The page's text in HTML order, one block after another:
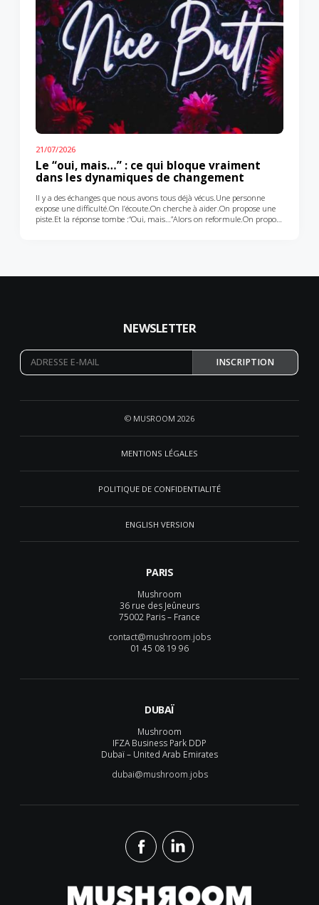
21/07/2026
Le “oui, mais…” : ce qui bloque vraiment
dans les dynamiques de changement
Il y a des échanges que nous avons tous déjà vécus.Une personne
expose une difficulté.On l’écoute.On cherche à aider.On propose une
piste.Et la réponse tombe :“Oui, mais…”Alors on reformule.On propose
NEWSLETTER
INSCRIPTION
© MUSROOM 2026
MENTIONS LÉGALES
POLITIQUE DE CONFIDENTIALITÉ
ENGLISH VERSION
PARIS
Mushroom
36 rue des Jeûneurs
75002 Paris – France
contact@mushroom.jobs
01 45 08 19 96
DUBAÏ
Mushroom
IFZA Business Park DDP
Dubaï – United Arab Emirates
dubai@mushroom.jobs
Mushroom Conseil